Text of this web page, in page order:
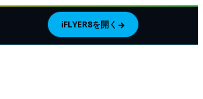
iFLYER8を開く →